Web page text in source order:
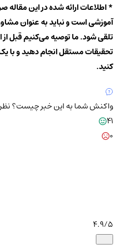
* اطلاعات ارائه شده در این مقاله
آموزشی است و نباید به عنوان
تلقی شود. ما توصیه می‌کنیم قبل از
تحقیقات مستقل انجام دهید و با
کنید.
واکنش شما به این خبر چیست؟نظر
41
4.9/5